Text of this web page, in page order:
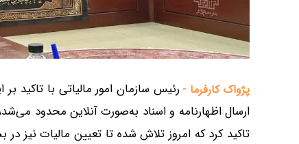
پژواک کارفرما - رئیس سازمان امور مالیاتی با تاکید
ارسال اظهارنامه و اسناد به‌صورت آنلاین محدود
تاکید کرد که امروز تلاش شده تا تعیین مالیات